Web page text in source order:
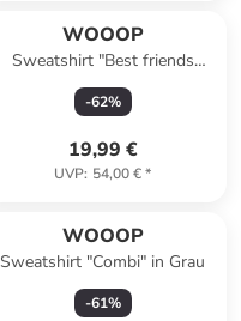
WOOOP
Sweatshirt "Best friends
forever" in Dunkelblau
-62%
19,99 €
UVP: 54,00 €*
WOOOP
Sweatshirt "Combi" in Grau
-61%